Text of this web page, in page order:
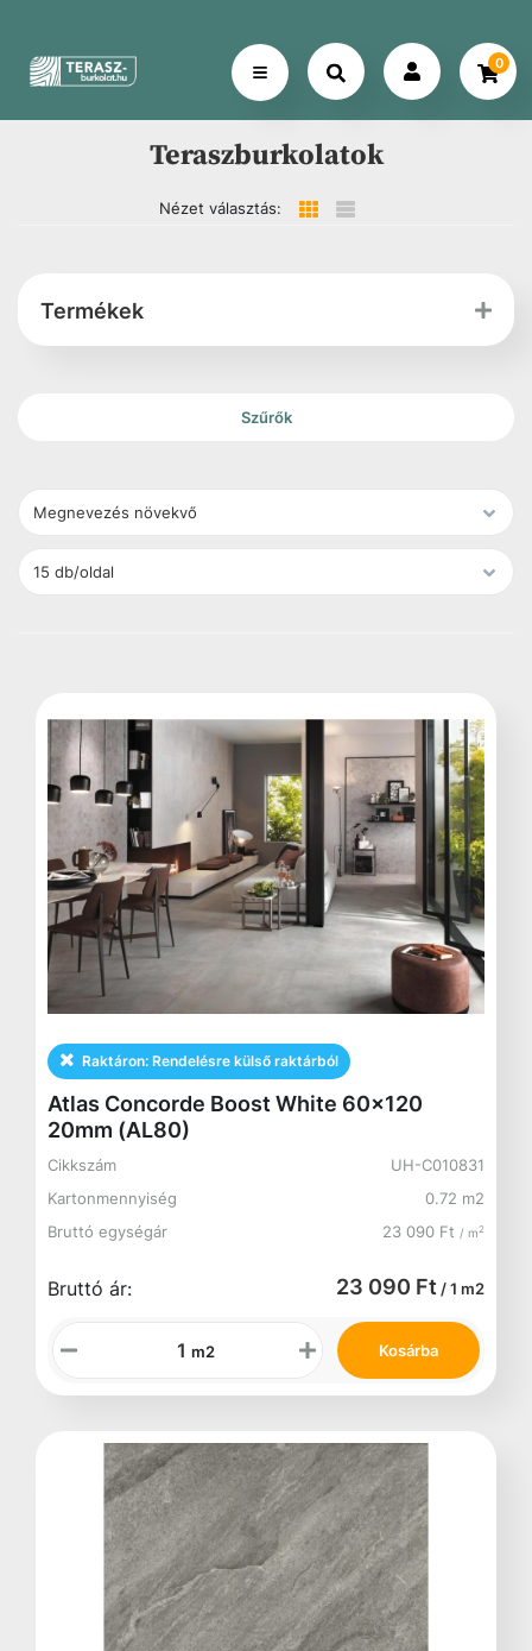
0
Teraszburkolatok
Nézet választás:
Termékek
Szűrők
Raktáron: Rendelésre külső raktárból
Atlas Concorde Boost White 60x120
20mm (AL80)
Cikkszám
UH-C010831
Kartonmennyiség
0.72 m2
Bruttó egységár
23 090 Ft / m2
Bruttó ár: 23 090 Ft / 1 m2
m2 Kosárba